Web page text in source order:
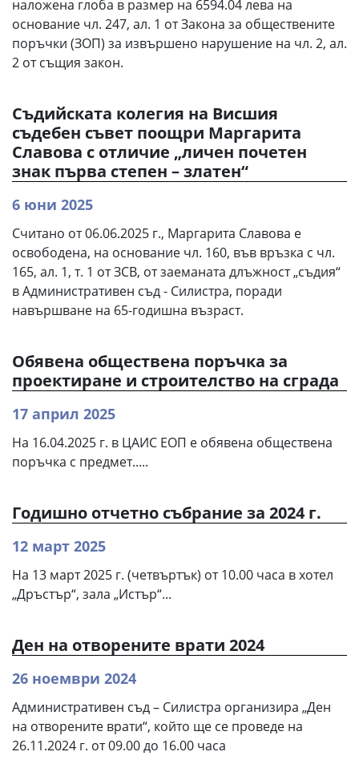
наложена глоба в размер на 6594.04 лева на
основание чл. 247, ал. 1 от Закона за обществените
поръчки (ЗОП) за извършено нарушение на чл. 2, ал.
2 от същия закон.
Съдийската колегия на Висшия
съдебен съвет поощри Маргарита
Славова с отличие „личен почетен
знак първа степен – златен“
6 юни 2025
Считано от 06.06.2025 г., Маргарита Славова е
освободена, на основание чл. 160, във връзка с чл.
165, ал. 1, т. 1 от ЗСВ, от заеманата длъжност „съдия“
в Административен съд - Силистра, поради
навършване на 65-годишна възраст.
Обявена обществена поръчка за
проектиране и строителство на сграда
17 април 2025
На 16.04.2025 г. в ЦАИС ЕОП е обявена обществена
поръчка с предмет.....
Годишно отчетно събрание за 2024 г.
12 март 2025
На 13 март 2025 г. (четвъртък) от 10.00 часа в хотел
„Дръстър“, зала „Истър“...
Ден на отворените врати 2024
26 ноември 2024
Административен съд – Силистра организира „Ден
на отворените врати“, който ще се проведе на
26.11.2024 г. от 09.00 до 16.00 часа